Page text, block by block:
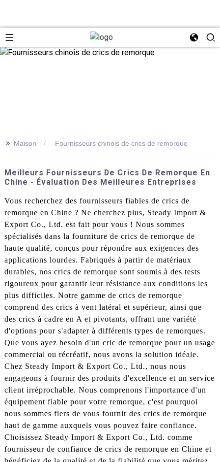
>> Maison Fournisseurs chinois de crics de remorque
Meilleurs Fournisseurs De Crics De Remorque En
Chine - Évaluation Des Meilleures Entreprises
Vous recherchez des fournisseurs fiables de crics de
remorque en Chine ? Ne cherchez plus, Steady Import &
Export Co., Ltd. est fait pour vous ! Nous sommes
spécialisés dans la fourniture de crics de remorque de
haute qualité, conçus pour répondre aux exigences des
applications lourdes. Fabriqués à partir de matériaux
durables, nos crics de remorque sont soumis à des tests
rigoureux pour garantir leur résistance aux conditions les
plus difficiles. Notre gamme de crics de remorque
comprend des crics à vent latéral et supérieur, ainsi que
des crics à cadre en A et pivotants, offrant une variété
d'options pour s'adapter à différents types de remorques.
Que vous ayez besoin d'un cric de remorque pour un usage
commercial ou récréatif, nous avons la solution idéale.
Chez Steady Import & Export Co., Ltd., nous nous
engageons à fournir des produits d'excellence et un service
client irréprochable. Nous comprenons l'importance d'un
équipement fiable pour votre remorque, c'est pourquoi
nous sommes fiers de vous fournir des crics de remorque
haut de gamme auxquels vous pouvez faire confiance.
Choisissez Steady Import & Export Co., Ltd. comme
fournisseur de confiance de crics de remorque en Chine et